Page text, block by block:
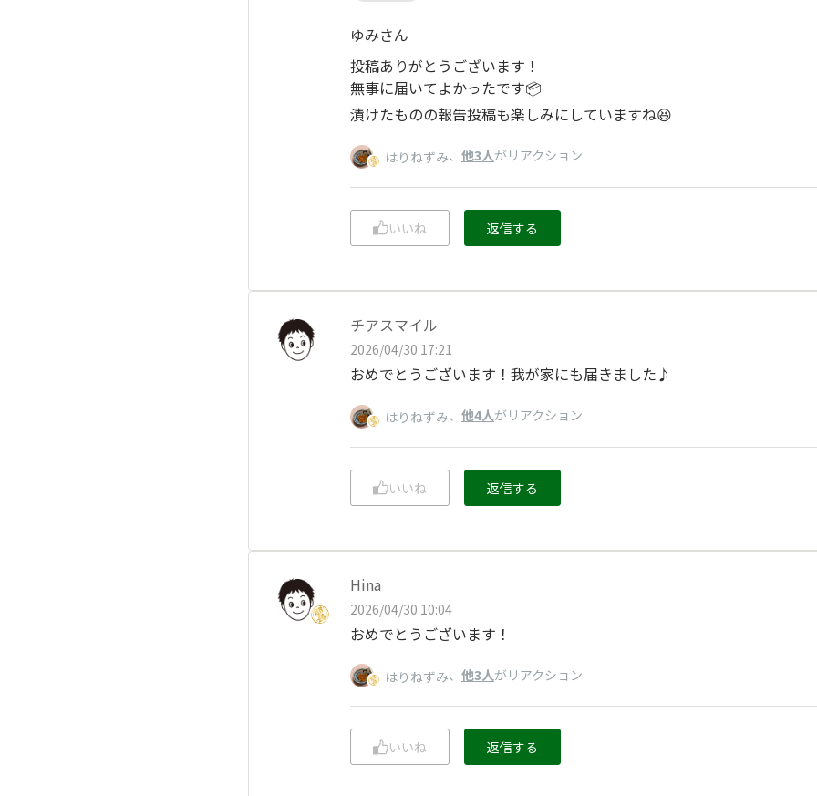
ゆみさん
投稿ありがとうございます！
無事に届いてよかったです📦
漬けたものの報告投稿も楽しみにしていますね😆
はりねずみ、 他3人がリアクション
いいね 返信する
チアスマイル
2026/04/30 17:21
おめでとうございます！我が家にも届きました♪
はりねずみ、 他4人がリアクション
いいね 返信する
Hina
2026/04/30 10:04
おめでとうございます！
はりねずみ、 他3人がリアクション
いいね 返信する